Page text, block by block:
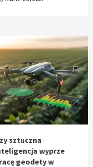
CNC –
wyprze pracę
– jak
cyfrowe
sztuczna
wyprze
geodety w